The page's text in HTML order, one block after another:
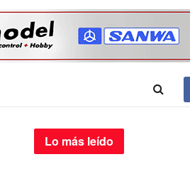
Lo más leído